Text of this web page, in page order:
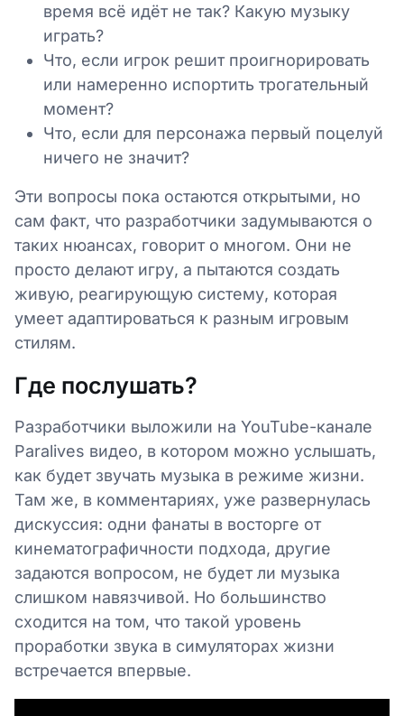
время всё идёт не так? Какую музыку
играть?
Что, если игрок решит проигнорировать
или намеренно испортить трогательный
момент?
Что, если для персонажа первый поцелуй
ничего не значит?
Эти вопросы пока остаются открытыми, но
сам факт, что разработчики задумываются о
таких нюансах, говорит о многом. Они не
просто делают игру, а пытаются создать
живую, реагирующую систему, которая
умеет адаптироваться к разным игровым
стилям.
Где послушать?
Разработчики выложили на YouTube-канале
Paralives видео, в котором можно услышать,
как будет звучать музыка в режиме жизни.
Там же, в комментариях, уже развернулась
дискуссия: одни фанаты в восторге от
кинематографичности подхода, другие
задаются вопросом, не будет ли музыка
слишком навязчивой. Но большинство
сходится на том, что такой уровень
проработки звука в симуляторах жизни
встречается впервые.